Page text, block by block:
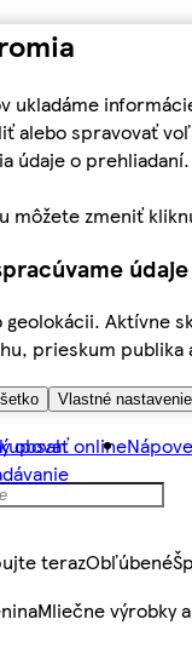
ukladáme
alebo spravovať
údaje o
môžete zmeniť
geolokácii. Aktívne
prieskum publika
Vlastné nastavenie
obsah online
terazObľúbené
Mliečne výrobky